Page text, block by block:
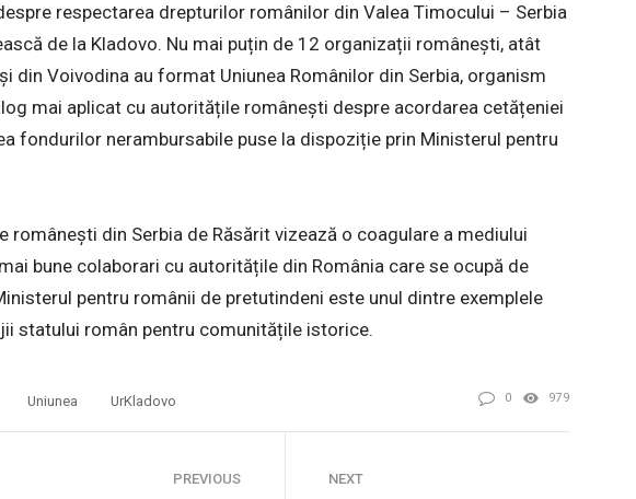
respectarea drepturilor românilor din Valea Timocului – Serbia
de la Kladovo. Nu mai puțin de 12 organizații românești, atât
din Voivodina au format Uniunea Românilor din Serbia, organism
mai aplicat cu autoritățile românești despre acordarea cetățeniei
fondurilor nerambursabile puse la dispoziție prin Ministerul pentru
românești din Serbia de Răsărit vizează o coagulare a mediului
bune colaborari cu autoritățile din România care se ocupă de
pentru românii de pretutindeni este unul dintre exemplele
statului român pentru comunitățile istorice.
Uniunea UrKladovo 0 979
PREVIOUS NEXT